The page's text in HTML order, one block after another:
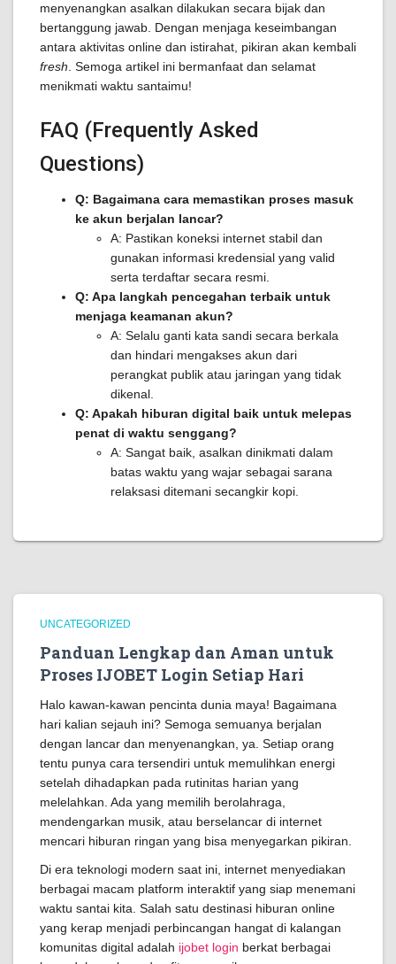
menyenangkan asalkan dilakukan secara bijak dan
bertanggung jawab. Dengan menjaga keseimbangan
antara aktivitas online dan istirahat, pikiran akan kembali
fresh . Semoga artikel ini bermanfaat dan selamat
menikmati waktu santaimu!
FAQ (Frequently Asked
Questions)
Q: Bagaimana cara memastikan proses masuk
ke akun berjalan lancar?
A: Pastikan koneksi internet stabil dan
gunakan informasi kredensial yang valid
serta terdaftar secara resmi.
Q: Apa langkah pencegahan terbaik untuk
menjaga keamanan akun?
A: Selalu ganti kata sandi secara berkala
dan hindari mengakses akun dari
perangkat publik atau jaringan yang tidak
dikenal.
Q: Apakah hiburan digital baik untuk melepas
penat di waktu senggang?
A: Sangat baik, asalkan dinikmati dalam
batas waktu yang wajar sebagai sarana
relaksasi ditemani secangkir kopi.
UNCATEGORIZED
Panduan Lengkap dan Aman untuk
Proses IJOBET Login Setiap Hari
Halo kawan-kawan pencinta dunia maya! Bagaimana
hari kalian sejauh ini? Semoga semuanya berjalan
dengan lancar dan menyenangkan, ya. Setiap orang
tentu punya cara tersendiri untuk memulihkan energi
setelah dihadapkan pada rutinitas harian yang
melelahkan. Ada yang memilih berolahraga,
mendengarkan musik, atau berselancar di internet
mencari hiburan ringan yang bisa menyegarkan pikiran.
Di era teknologi modern saat ini, internet menyediakan
berbagai macam platform interaktif yang siap menemani
waktu santai kita. Salah satu destinasi hiburan online
yang kerap menjadi perbincangan hangat di kalangan
komunitas digital adalah ijobet login berkat berbagai